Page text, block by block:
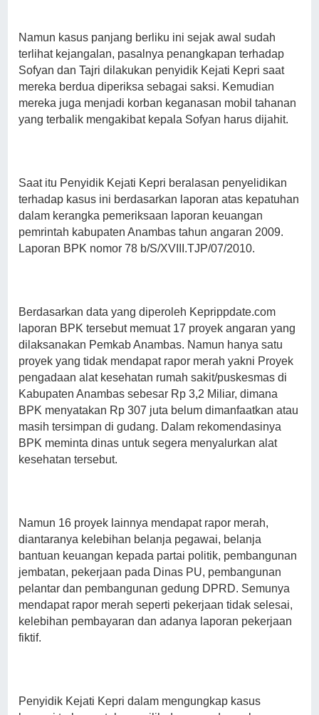
Namun kasus panjang berliku ini sejak awal sudah
terlihat kejangalan, pasalnya penangkapan terhadap
Sofyan dan Tajri dilakukan penyidik Kejati Kepri saat
mereka berdua diperiksa sebagai saksi. Kemudian
mereka juga menjadi korban keganasan mobil tahanan
yang terbalik mengakibat kepala Sofyan harus dijahit.
Saat itu Penyidik Kejati Kepri beralasan penyelidikan
terhadap kasus ini berdasarkan laporan atas kepatuhan
dalam kerangka pemeriksaan laporan keuangan
pemrintah kabupaten Anambas tahun angaran 2009.
Laporan BPK nomor78 b/S/XVIII.TJP/07/2010.
Berdasarkan data yang diperoleh Keprippdate.com
laporan BPK tersebut memuat 17 proyek angaran yang
dilaksanakan Pemkab Anambas. Namun hanya satu
proyek yang tidak mendapat rapor merah yakni Proyek
pengadaan alat kesehatan rumah sakit/puskesmas di
Kabupaten Anambas sebesar Rp 3,2 Miliar, dimana
BPK menyatakan Rp 307 juta belum dimanfaatkan atau
masih tersimpan di gudang. Dalam rekomendasinya
BPK meminta dinas untuk segera menyalurkan alat
kesehatan tersebut.
Namun 16 proyek lainnya mendapat rapor merah,
diantaranya kelebihan belanja pegawai, belanja
bantuan keuangan kepada partai politik, pembangunan
jembatan, pekerjaan pada Dinas PU, pembangunan
pelantar dan pembangunangedung DPRD. Semunya
mendapat rapor merah seperti pekerjaan tidak selesai,
kelebihan pembayaran dan adanya laporan pekerjaan
fiktif.
Penyidik Kejati Kepri dalam mengungkap kasus